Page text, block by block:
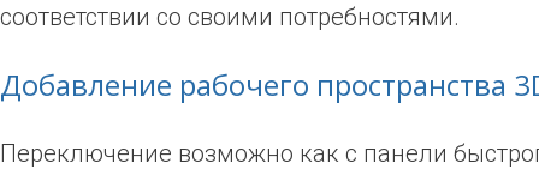
соответствии со своими потребностями.
Добавление рабочего пространства
Переключение возможно как с панели